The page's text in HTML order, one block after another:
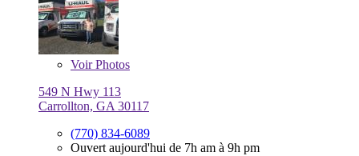
VoirPhotos
549 N Hwy 113
Carrollton, GA 30117
(770) 834-6089
Ouvert aujourd'hui de 7h am à 9h pm